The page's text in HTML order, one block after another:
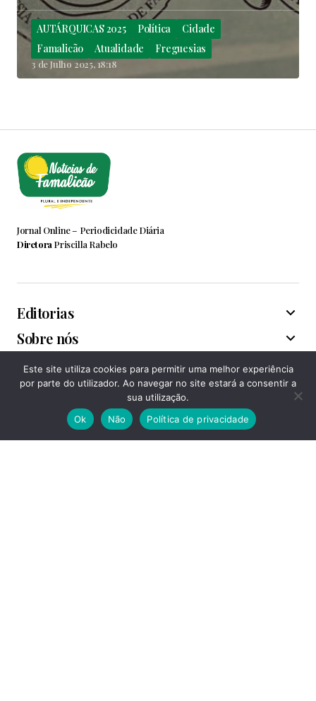
AUTÁRQUICAS 2025 Política
Cidade
Famalicão
Atualidade Freguesias
3 de Julho 2025, 18:18
Jornal Online – Periodicidade Diária
DiretoraPriscilla Rabelo
Editorias
Sobre nós
Associações
Este site utiliza cookies para permitir uma melhor experiência
por parte do utilizador. Ao navegar no site estará a consentir a
sua utilização.
Ok
Não Política de privacidade